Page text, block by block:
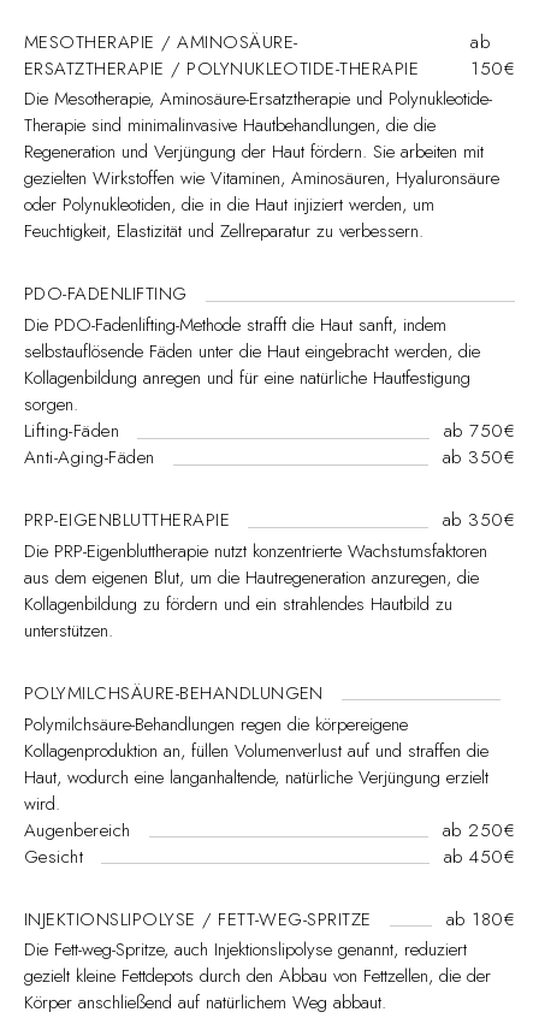
MESOTHERAPIE / AMINOSÄURE-
ERSATZTHERAPIE / POLYNUKLEOTIDE-THERAPIE
ab
150€
Die Mesotherapie, Aminosäure-Ersatztherapie und Polynukleotide-
Therapie sind minimalinvasive Hautbehandlungen, die die
Regeneration und Verjüngung der Haut fördern. Sie arbeiten mit
gezielten Wirkstoffen wie Vitaminen, Aminosäuren, Hyaluronsäure
oder Polynukleotiden, die in die Haut injiziert werden, um
Feuchtigkeit, Elastizität und Zellreparatur zu verbessern.
PDO-FADENLIFTING
Die PDO-Fadenlifting-Methode strafft die Haut sanft, indem
selbstauflösende Fäden unter die Haut eingebracht werden, die
Kollagenbildung anregen und für eine natürliche Hautfestigung
sorgen.
Lifting-Fäden
ab 750€
Anti-Aging-Fäden
ab 350€
PRP-EIGENBLUTTHERAPIE
ab 350€
Die PRP-Eigenbluttherapie nutzt konzentrierte Wachstumsfaktoren
aus dem eigenen Blut, um die Hautregeneration anzuregen, die
Kollagenbildung zu fördern und ein strahlendes Hautbild zu
unterstützen.
POLYMILCHSÄURE-BEHANDLUNGEN
Polymilchsäure-Behandlungen regen die körpereigene
Kollagenproduktion an, füllen Volumenverlust auf und straffen die
Haut, wodurch eine langanhaltende, natürliche Verjüngung erzielt
wird.
Augenbereich
ab 250€
Gesicht
ab 450€
INJEKTIONSLIPOLYSE / FETT-WEG-SPRITZE
ab 180€
Die Fett-weg-Spritze, auch Injektionslipolyse genannt, reduziert
gezielt kleine Fettdepots durch den Abbau von Fettzellen, die der
Körper anschließend auf natürlichem Weg abbaut.